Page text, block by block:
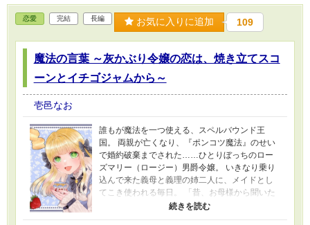
恋愛 完結 長編 お気に入りに追加 109
魔法の言葉 ～灰かぶり令嬢の恋は、焼き立てスコ
ーンとイチゴジャムから～
壱邑なお
誰もが魔法を一つ使える、スペルバウンド王
国。 両親が亡くなり、『ポンコツ魔法』のせい
で婚約破棄までされた……ひとりぼっちのロー
ズマリー（ロージー）男爵令嬢。 いきなり乗り
込んで来た義母と義理の姉二人に、メイドとし
てこき使われる毎日。 「昔、お母様から聞いた
『灰かぶり』のお話にそっくりだけど。 わたし